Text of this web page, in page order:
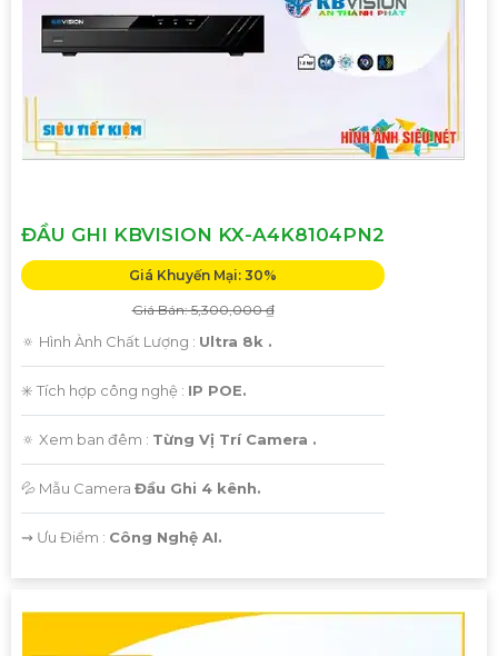
ĐẦU GHI KBVISION KX-A4K8104PN2
Giá Khuyến Mại: 30%
Giá Bán: 5,300,000 ₫
🔅 Hình Ành Chất Lượng : Ultra 8k .
✳️ Tích hợp công nghệ : IP POE.
🔅 Xem ban đêm : Từng Vị Trí Camera .
💦 Mẫu Camera Đầu Ghi 4 kênh.
️⇝ Ưu Điểm : Công Nghệ AI.